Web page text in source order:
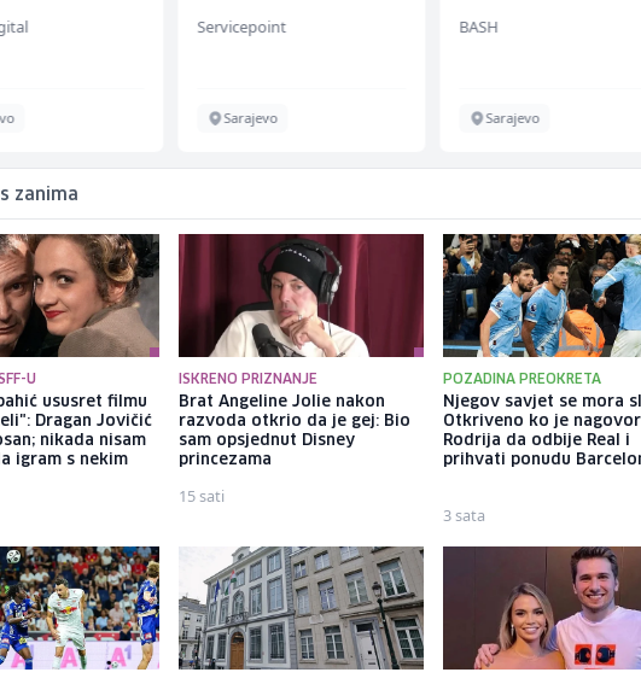
Servicepoint
Sarajevo
BASH
Sarajevo
zanima
U
ususret filmu
Dragan Jovičić
nikada nisam
igram s nekim
ISKRENO PRIZNANJE
Brat Angeline Jolie nakon
razvoda otkrio da je gej: Bio
sam opsjednut Disney
princezama
15 sati
POZADINA PREOKRETA
Njegov savjet se mora
Otkriveno ko je
Rodrija da odbije Real i
prihvati ponudu
3 sata